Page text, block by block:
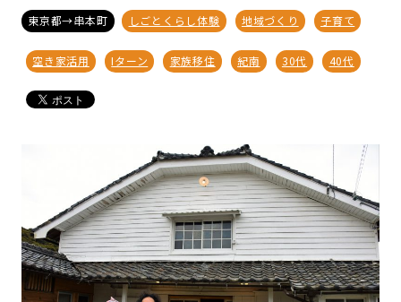
しごと
移住者インタビュー
動画
地域おこし協力隊
東京都→串本町 しごとくらし体験 地域づくり 子育て
空き家活用 Iターン 家族移住 紀南 30代 40代